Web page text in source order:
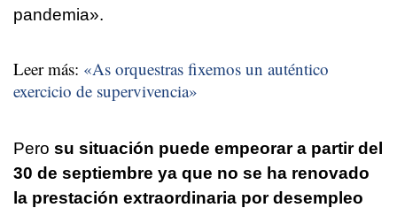
pandemia».
Leer más: «As orquestras fixemos un auténtico
exercicio de supervivencia»
Pero su situación puede empeorar a partir del
30 de septiembre ya que no se ha renovado
la prestación extraordinaria por desempleo